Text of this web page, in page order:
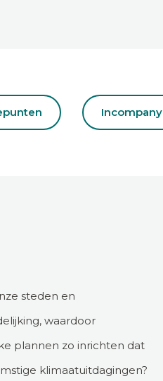
Incompany
steden en
waardoor
plannen zo inrichten dat
klimaatuitdagingen?